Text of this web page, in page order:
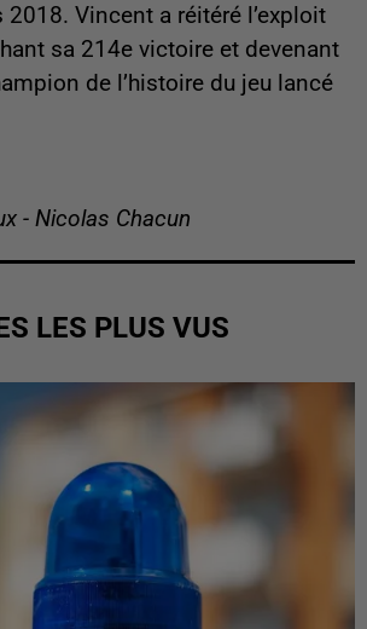
Vincent a réitéré l’exploit
sa 214e victoire et devenant
de l’histoire du jeu lancé
- Nicolas Chacun
LES PLUS VUS